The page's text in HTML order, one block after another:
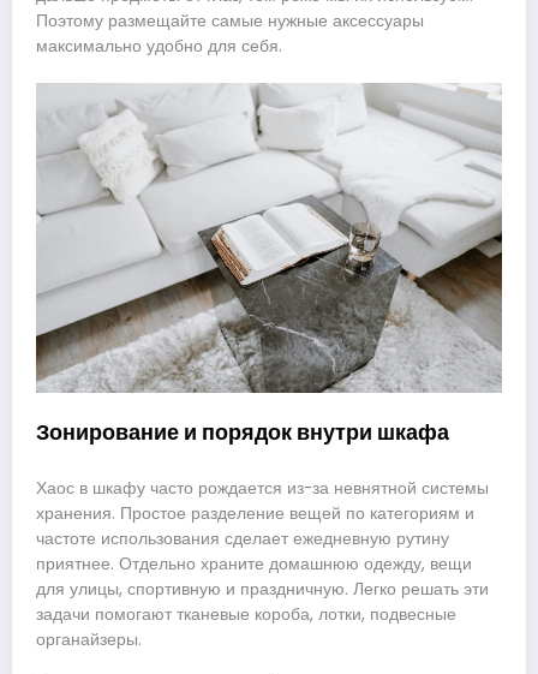
Поэтому размещайте самые нужные аксессуары
максимально удобно для себя.
Зонирование и порядок внутри шкафа
Хаос в шкафу часто рождается из-за невнятной системы
хранения. Простое разделение вещей по категориям и
частоте использования сделает ежедневную рутину
приятнее. Отдельно храните домашнюю одежду, вещи
для улицы, спортивную и праздничную. Легко решать эти
задачи помогают тканевые короба, лотки, подвесные
органайзеры.